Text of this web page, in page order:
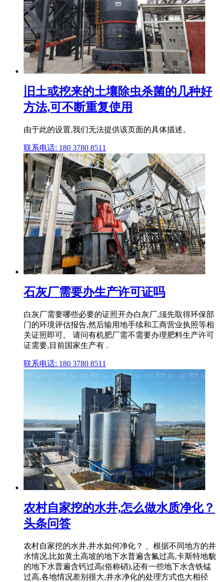
旧土或挖来的土壤除虫杀菌的几种好
方法,可不断重复使用
由于此的设置,我们无法提供该页面的具体描述。
联系电话: 180 3780 8511
石灰厂需要办生产许可证吗
白灰厂需要哪些必要的证照开办白灰厂,须先取得环保部
门的环境评估报告,然后输用地手续和工商营业执照等相
关证照即可。 请问有机肥厂需不需要办理肥料生产许可
证需要,目前国家生产有 .
联系电话: 180 3780 8511
农村自家挖的水井,怎么做水质净化？
头条问答
农村自家挖的水井,井水如何净化？ 、根据不同地方的井
水情况,比如黄土高坡的地下水普遍含氟过高,卡斯特地貌
的地下水普遍含钙过高(俗称硝),还有一些地下水含铁锰
过高,各地情况差别很大,井水净化的处理方式也大相径